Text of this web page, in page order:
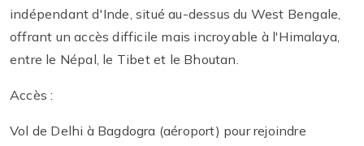
indépendant d'Inde, situé au-dessus du West Bengale,
offrant un accès difficile mais incroyable à l'Himalaya,
entre le Népal, le Tibet et le Bhoutan.
Accès :
Vol de Delhi à Bagdogra (aéroport) pour rejoindre